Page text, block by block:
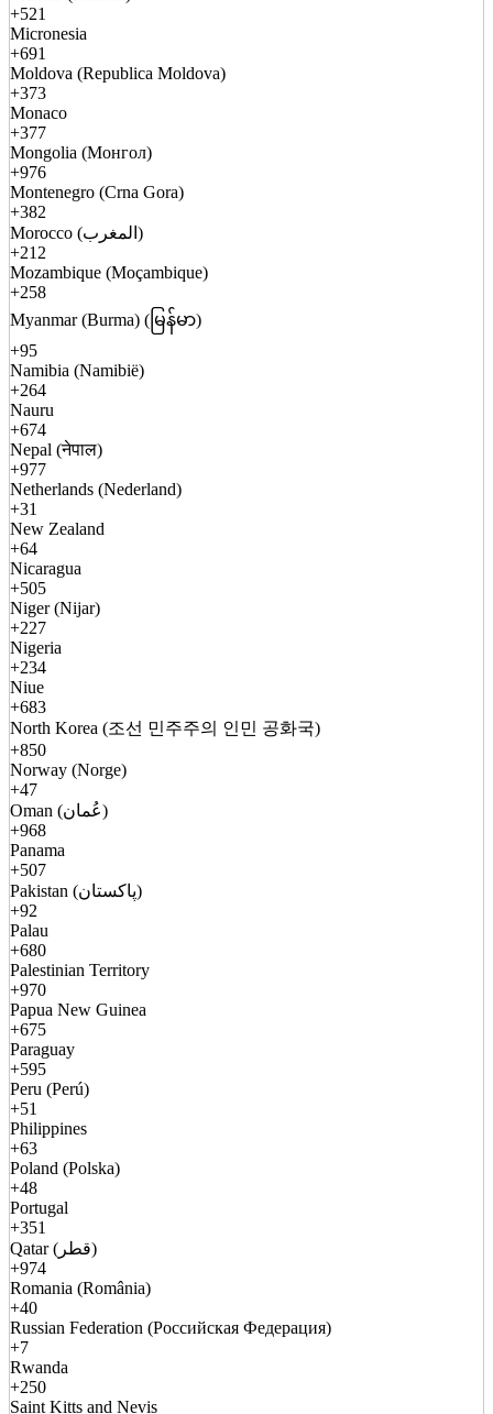
+521
Micronesia
+691
Moldova (Republica Moldova)
+373
Monaco
+377
Mongolia (Монгол)
+976
Montenegro (Crna Gora)
+382
Morocco (المغرب)
+212
Mozambique (Moçambique)
+258
Myanmar (Burma) (မြန်မာ)
+95
Namibia (Namibië)
+264
Nauru
+674
Nepal (नेपाल)
+977
Netherlands (Nederland)
+31
New Zealand
+64
Nicaragua
+505
Niger (Nijar)
+227
Nigeria
+234
Niue
+683
North Korea (조선 민주주의 인민 공화국)
+850
Norway (Norge)
+47
Oman (عُمان)
+968
Panama
+507
Pakistan (پاکستان)
+92
Palau
+680
Palestinian Territory
+970
Papua New Guinea
+675
Paraguay
+595
Peru (Perú)
+51
Philippines
+63
Poland (Polska)
+48
Portugal
+351
Qatar (قطر)
+974
Romania (România)
+40
Russian Federation (Российская Федерация)
+7
Rwanda
+250
Saint Kitts and Nevis